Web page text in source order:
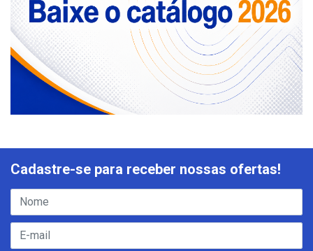
Cadastre-se para receber nossas ofertas!